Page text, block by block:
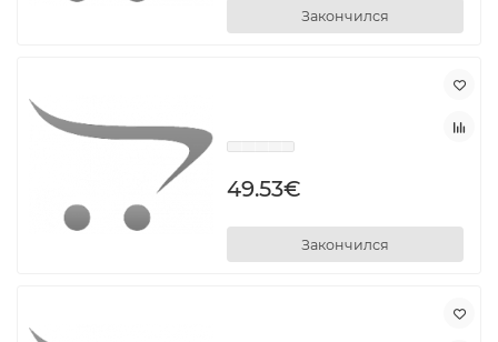
Закончился
49.53€
Закончился